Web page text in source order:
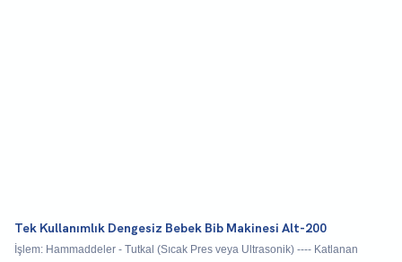
Tek Kullanımlık Dengesiz Bebek Bib Makinesi Alt-200
İşlem: Hammaddeler - Tutkal (Sıcak Pres veya Ultrasonik) ---- Katlanan